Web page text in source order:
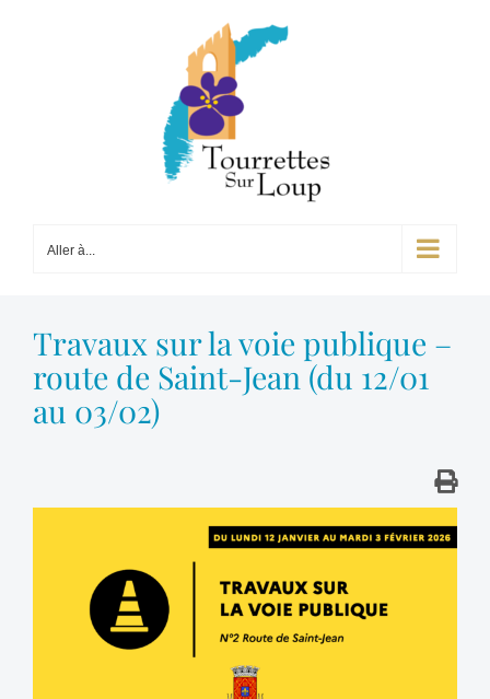
Aller à...
Travaux sur la voie publique –
route de Saint-Jean (du 12/01
au 03/02)